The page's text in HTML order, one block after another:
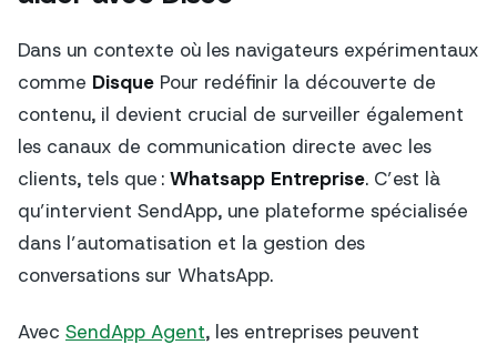
Dans un contexte où les navigateurs expérimentaux
comme Disque Pour redéfinir la découverte de
contenu, il devient crucial de surveiller également
les canaux de communication directe avec les
clients, tels que : Whatsapp Entreprise. C’est là
qu’intervient SendApp, une plateforme spécialisée
dans l’automatisation et la gestion des
conversations sur WhatsApp.
Avec SendApp Agent, les entreprises peuvent